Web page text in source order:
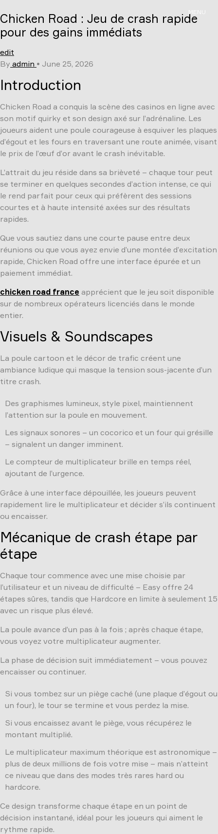
to
content
MENU
Chicken Road : Jeu de crash rapide
pour des gains immédiats
edit
By admin • June 25, 2026
Introduction
Chicken Road a conquis la scène des casinos en ligne avec
son motif quirky et son design axé sur l’adrénaline. Les
joueurs aident une poule courageuse à esquiver les plaques
d’égout et les fours en traversant une route animée, visant
le prix de l’œuf d’or avant le crash inévitable.
L’attrait du jeu réside dans sa brièveté – chaque tour peut
se terminer en quelques secondes d’action intense, ce qui
le rend parfait pour ceux qui préfèrent des sessions
courtes et à haute intensité axées sur des résultats
rapides.
Que vous sautiez dans une courte pause entre deux
réunions ou que vous ayez envie d’une montée d’excitation
rapide, Chicken Road offre une interface épurée et un
paiement immédiat.
chicken road france apprécient que le jeu soit disponible
sur de nombreux opérateurs licenciés dans le monde
entier.
Visuels & Soundscapes
La poule cartoon et le décor de trafic créent une
ambiance ludique qui masque la tension sous-jacente d’un
titre crash.
Des graphismes lumineux, style pixel, maintiennent
l’attention sur la poule en mouvement.
Les signaux sonores – un cocorico et un four qui grésille
– signalent un danger imminent.
Le compteur de multiplicateur brille en temps réel,
ajoutant de l’urgence.
Grâce à une interface dépouillée, les joueurs peuvent
rapidement lire le multiplicateur et décider s’ils continuent
ou encaisser.
Mécanique de crash étape par
étape
Chaque tour commence avec une mise choisie par
l’utilisateur et un niveau de difficulté – Easy offre 24
étapes sûres, tandis que Hardcore en limite à seulement 15
avec un risque plus élevé.
La poule avance d’un pas à la fois ; après chaque étape,
vous voyez votre multiplicateur augmenter.
La phase de décision suit immédiatement – vous pouvez
encaisser ou continuer.
Si vous tombez sur un piège caché (une plaque d’égout ou
un four), le tour se termine et vous perdez la mise.
Si vous encaissez avant le piège, vous récupérez le
montant multiplié.
Le multiplicateur maximum théorique est astronomique –
plus de deux millions de fois votre mise – mais n’atteint
ce niveau que dans des modes très rares hard ou
hardcore.
Ce design transforme chaque étape en un point de
décision instantané, idéal pour les joueurs qui aiment le
rythme rapide.